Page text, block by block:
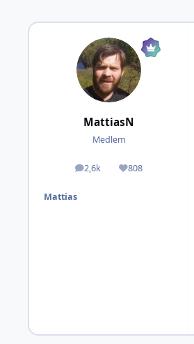
MattiasN
Medlem
2,6k
Inlägg 808
Omdöme
Mattias